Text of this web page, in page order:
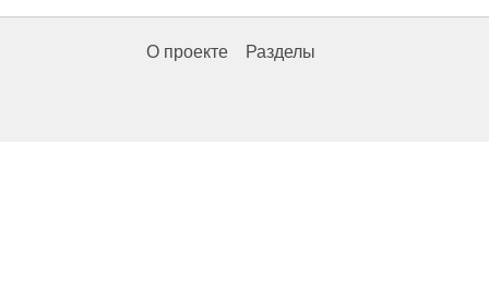
О проекте Разделы